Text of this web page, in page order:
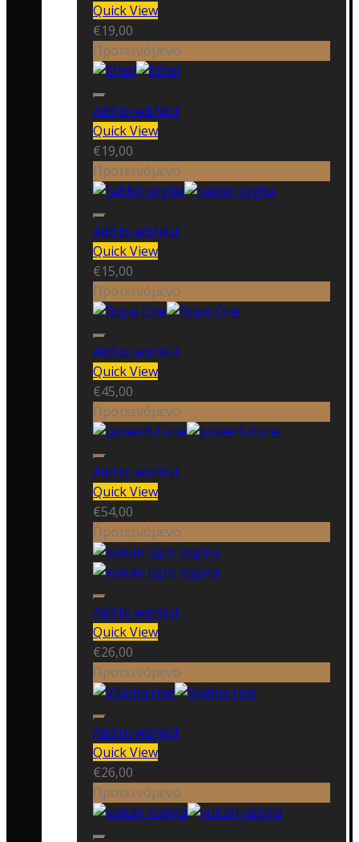
Quick View
€19,00
Προτεινόμενο
Add to wishlist
Quick View
€19,00
Προτεινόμενο
Add to wishlist
Quick View
€15,00
Προτεινόμενο
Add to wishlist
Quick View
€45,00
Προτεινόμενο
Add to wishlist
Quick View
€54,00
Προτεινόμενο
Add to wishlist
Quick View
€26,00
Προτεινόμενο
Add to wishlist
Quick View
€26,00
Προτεινόμενο